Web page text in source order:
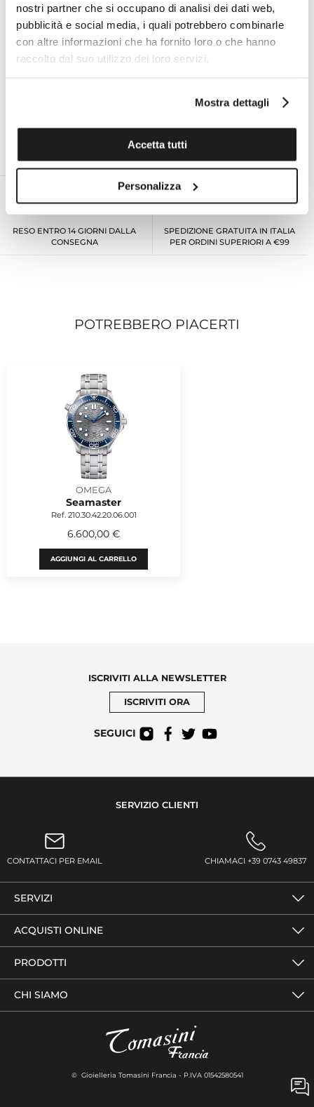
nostri partner che si occupano di analisi dei dati web,
pubblicità e social media, i quali potrebbero combinarle
con altre informazioni che ha fornito loro o che hanno
raccolto dal suo utilizzo dei loro servizi.
Mostra dettagli
Accetta tutti
Personalizza
I VANTAGGI DI ACQUISTARE DA TOMASINI
FRANCIA
DEMAND AL TUO SERVIZIO
ASSISTENZA TECNICA UFFICIALE
PER TUTTE LE MARCHE
RESO ENTRO 14 GIORNI DALLA
CONSEGNA
SPEDIZIONE GRATUITA IN ITALIA
PER ORDINI SUPERIORI A €99
POTREBBERO PIACERTI
OMEGA
Seamaster
Ref. 210.30.42.20.06.001
6.600,00 €
AGGIUNGI AL CARRELLO
ISCRIVITI ALLA NEWSLETTER
ISCRIVITI ORA
SEGUICI
SERVIZIO CLIENTI
CONTATTACI PER EMAIL CHIAMACI +39 0743 49837
SERVIZI
ACQUISTI ONLINE
PRODOTTI
CHI SIAMO
© Gioielleria Tomasini Francia - P.IVA 01542580541